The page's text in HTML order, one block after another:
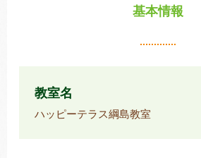
基本情報
教室名
ハッピーテラス綱島教室